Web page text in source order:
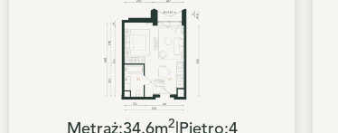
Metraż:34.6m2 Piętro:4